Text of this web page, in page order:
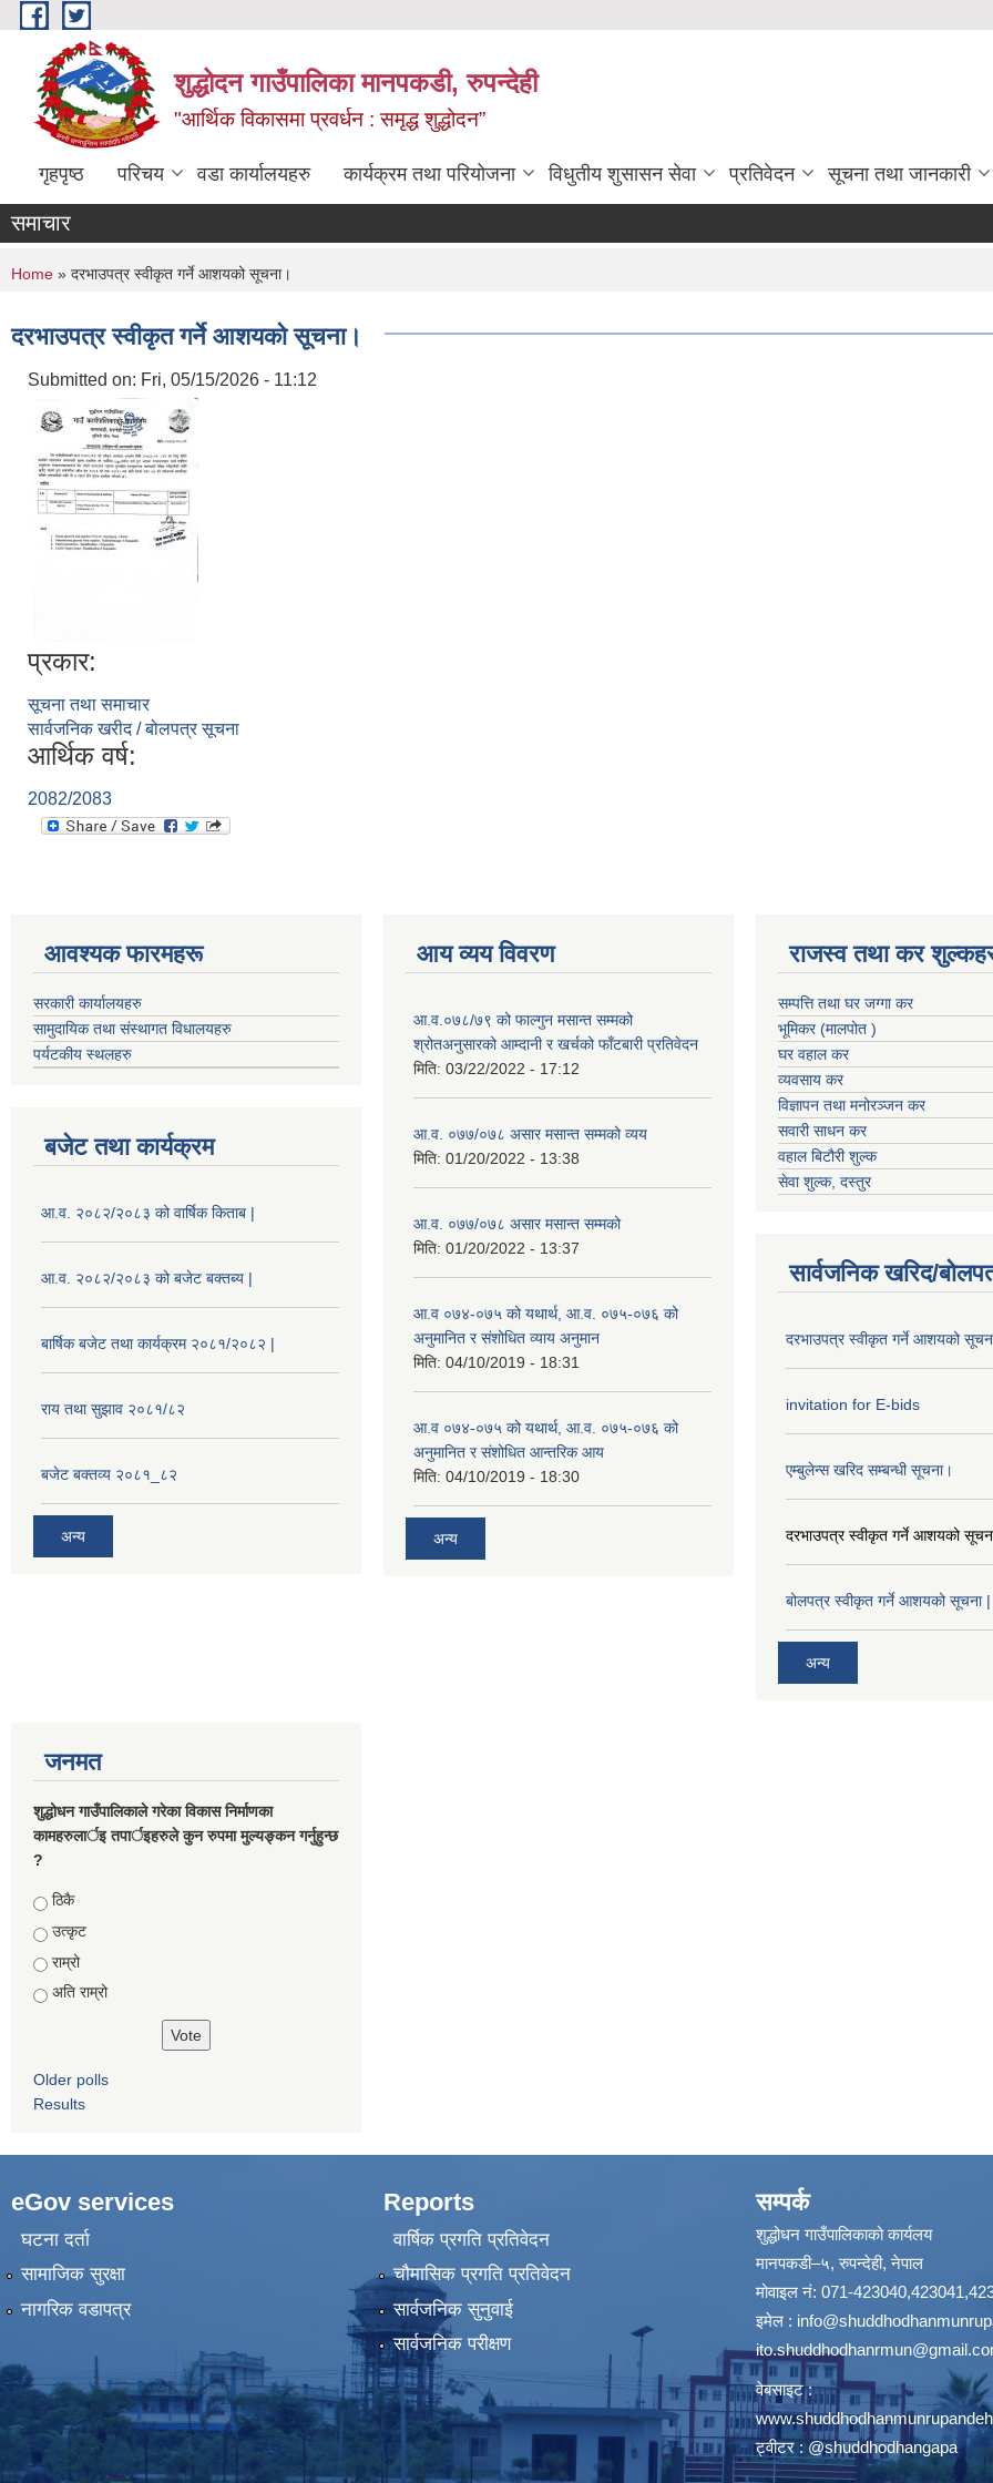
Skip to main content
शुद्धोदन गाउँपालिका मानपकडी, रुपन्देही
"आर्थिक विकासमा प्रवर्धन : समृद्ध शुद्धोदन”
गृहपृष्ठ परिचय वडा कार्यालयहरु कार्यक्रम तथा परियोजना विधुतीय शुसासन सेवा प्रतिवेदन सूचना तथा जानकारी
समाचार
You are here
Home » दरभाउपत्र स्वीकृत गर्ने आशयको सूचना।
दरभाउपत्र स्वीकृत गर्ने आशयको सूचना।
Submitted on: Fri, 05/15/2026 - 11:12
प्रकार:
सूचना तथा समाचार
सार्वजनिक खरीद / बोलपत्र सूचना
आर्थिक वर्ष:
2082/2083
आवश्यक फारमहरू
सरकारी कार्यालयहरु
सामुदायिक तथा संस्थागत विधालयहरु
पर्यटकीय स्थलहरु
बजेट तथा कार्यक्रम
आ.व. २०८२/२०८३ को वार्षिक किताब |
आ.व. २०८२/२०८३ को बजेट बक्तब्य |
बार्षिक बजेट तथा कार्यक्रम २०८१/२०८२ |
राय तथा सुझाव २०८१/८२
बजेट बक्तव्य २०८१_८२
अन्य
आय व्यय विवरण
आ.व.०७८/७९ को फाल्गुन मसान्त सम्मको
श्रोतअनुसारको आम्दानी र खर्चको फाँटबारी प्रतिवेदन
मिति: 03/22/2022 - 17:12
आ.व. ०७७/०७८ असार मसान्त सम्मको व्यय
मिति: 01/20/2022 - 13:38
आ.व. ०७७/०७८ असार मसान्त सम्मको
मिति: 01/20/2022 - 13:37
आ.व ०७४-०७५ को यथार्थ, आ.व. ०७५-०७६ को
अनुमानित र संशोधित व्याय अनुमान
मिति: 04/10/2019 - 18:31
आ.व ०७४-०७५ को यथार्थ, आ.व. ०७५-०७६ को
अनुमानित र संशोधित आन्तरिक आय
मिति: 04/10/2019 - 18:30
अन्य
राजस्व तथा कर
सम्पत्ति तथा घर जग्गा कर
भूमिकर (मालपोत )
घर वहाल कर
व्यवसाय कर
विज्ञापन तथा मनोरञ्जन कर
सवारी साधन कर
वहाल बिटौरी शुल्क
सेवा शुल्क, दस्तुर
सार्वजनिक खरिद/
दरभाउपत्र स्वीकृत गर्ने आशयको
invitation for E-bids
एम्बुलेन्स खरिद सम्बन्धी सूचना।
दरभाउपत्र स्वीकृत गर्ने आशयको
बोलपत्र स्वीकृत गर्ने आशयको सूचना |
अन्य
जनमत
शुद्धोधन गाउँपालिकाले गरेका विकास निर्माणका
कामहरुलार्इ तपार्इहरुले कुन रुपमा मुल्यङ्कन गर्नुहुन्छ
?
Choices
ठिकै
उत्कृट
राम्रो
अति राम्रो
Older polls
Results
eGov services
घटना दर्ता
सामाजिक सुरक्षा
नागरिक वडापत्र
Reports
वार्षिक प्रगति प्रतिवेदन
चौमासिक प्रगति प्रतिवेदन
सार्वजनिक सुनुवाई
सार्वजनिक परीक्षण
सम्पर्क
शुद्धोधन गाउँपालिकाको कार्यलय
मानपकडी–५, रुपन्देही, नेपाल
मोवाइल नं: 071-
इमेल :
वेबसाइट :
ट्वीटर : @shuddhodhangapa